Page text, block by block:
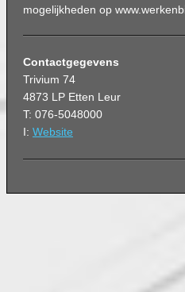
mogelijkheden op
Contactgegevens
Trivium 74
4873 LP Etten Leur
T: 076-5048000
I: Website